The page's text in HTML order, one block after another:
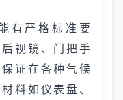
有严格标准要
视镜、门把手
证在各种气候
料如仪表盘、